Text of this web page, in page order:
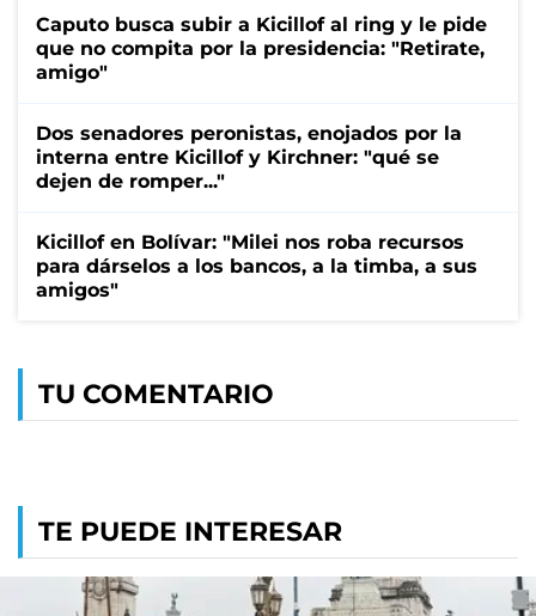
Caputo busca subir a Kicillof al ring y le pide
que no compita por la presidencia: "Retirate,
amigo"
Dos senadores peronistas, enojados por la
interna entre Kicillof y Kirchner: "qué se
dejen de romper..."
Kicillof en Bolívar: "Milei nos roba recursos
para dárselos a los bancos, a la timba, a sus
amigos"
TU COMENTARIO
TE PUEDE INTERESAR